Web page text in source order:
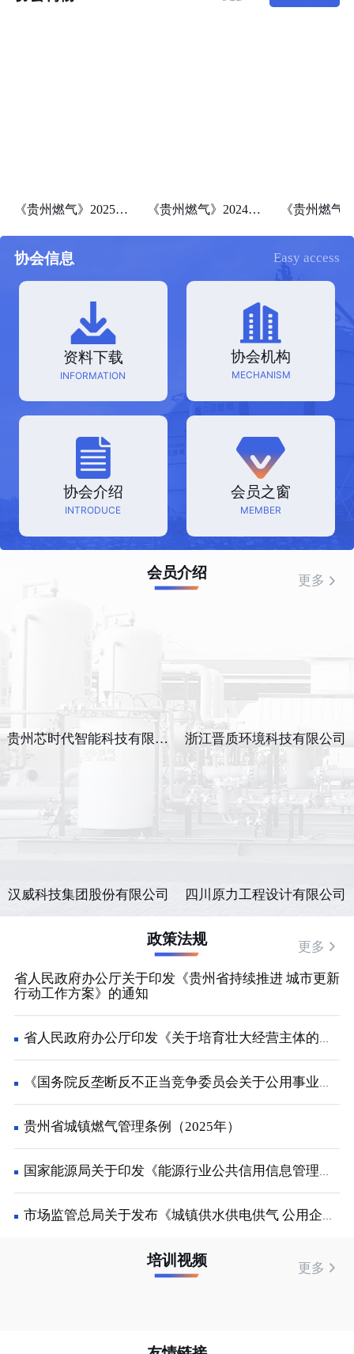
《贵州燃气》2025年第一期（总第101期） 《贵州燃气》2024年第四期（总第100期）
协会信息 Easy access
资料下载
INFORMATION
协会机构
MECHANISM
协会介绍
INTRODUCE
会员之窗
MEMBER
会员介绍 更多
贵州芯时代智能科技有限公司 浙江晋质环境科技有限公司
汉威科技集团股份有限公司 四川原力工程设计有限公司
政策法规 更多
省人民政府办公厅关于印发《贵州省持续推进 城市更新
行动工作方案》的通知
省人民政府办公厅印发《关于培育壮大经营主体的若干政策措施》的通知
《国务院反垄断反不正当竞争委员会关于公用事业领域的反垄断指南》解读
贵州省城镇燃气管理条例（2025年）
国家能源局关于印发《能源行业公共信用信息管理办法的通知
市场监管总局关于发布《城镇供水供电供气 公用企业价格行为合规指南》的公告
培训视频 更多